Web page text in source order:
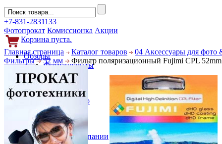
+7-831-2831133
Фотопрокат Комиссионка Акции
Корзина пуста.
Обзоры
Фотоаппараты
Объективы
Фильтры
Новости
Фото и видео
Гаджеты
Аксессуары
Слухи
Новости компании
Главная страница Каталог товаров
04 Аксессуары для фото
Фильтры
52 мм Фильтр поляризационный Fujimi CPL 52mm